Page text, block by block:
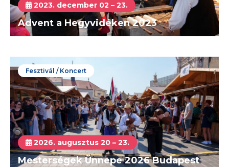
2023. december 02 – 23.
Advent a Hegyvidéken 2023
Fesztivál / Koncert
2026. augusztus 20 – 23.
Mesterségek Ünnepe 2026 Budapest